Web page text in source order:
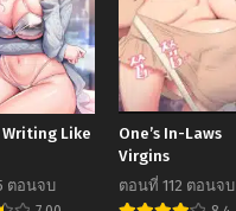
Writing Like
ตอนจบ
One’s In-Laws
Virgins
ตอนที่ 112 ตอนจบ